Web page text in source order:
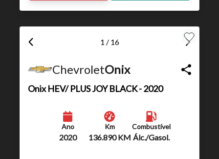
1 / 16
ChevroletOnix
Onix HEV/ PLUS JOY BLACK - 2020
Ano
2020
Km
136.890 KM
Combustível
Álc./Gasol.